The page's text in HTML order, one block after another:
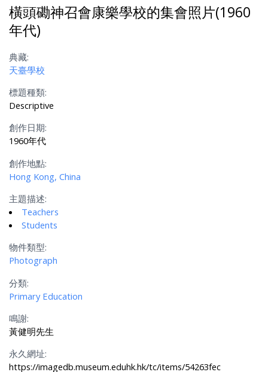
橫頭磡神召會康樂學校的集會照片(1960
年代)
典藏:
天臺學校
標題種類:
Descriptive
創作日期:
1960年代
創作地點:
Hong Kong, China
主題描述:
Teachers
Students
物件類型:
Photograph
分類:
Primary Education
鳴謝:
黃健明先生
永久網址:
https://imagedb.museum.eduhk.hk/tc/items/54263fec